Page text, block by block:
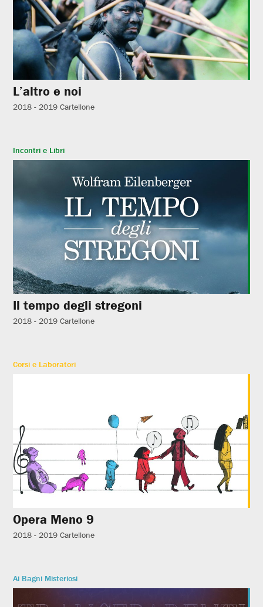
L’altro e noi
2018 - 2019 Cartellone
Incontri e Libri
Il tempo degli stregoni
2018 - 2019 Cartellone
Corsi e Laboratori
Opera Meno 9
2018 - 2019 Cartellone
Ai Bagni Misteriosi